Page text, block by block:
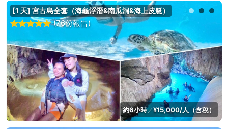
[1 天] 宮古島全套（海龜浮潛&南瓜洞&海上皮艇）
(76份報告)
約6小時／¥15,000/人（含稅）